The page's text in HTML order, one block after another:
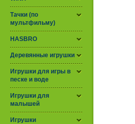
Тачки (по
мультфильму)
HASBRO
Деревянные игрушки
Игрушки для игры в
песке и воде
Игрушки для
малышей
Игрушки